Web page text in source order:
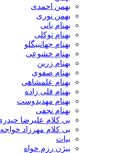
بهمن احمدی
بهمن نوری
بهنام بانی
بهنام توکلی
بهنام جهانبیگلو
بهنام خشوعی
بهنام زرین
بهنام صفوی
بهنام علمشاهی
بهنام قلی زاده
بهنام مهدیدوست
بهنام نجفی
بی کلام علیرضا حیدری
بی کلام مهرزاد خواجه امیری
بیات
بیژن رزم خواه